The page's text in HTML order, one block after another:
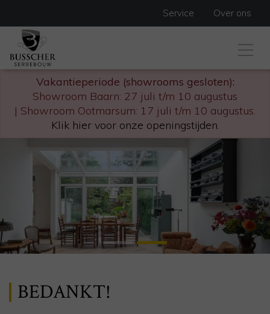
Vakantieperiode (showrooms gesloten):
Showroom Baarn: 27 juli t/m 10 augustus
| Showroom Ootmarsum: 17 juli t/m 10 augustus.
Klik hier voor onze openingstijden.
Service Over ons
BEDANKT!